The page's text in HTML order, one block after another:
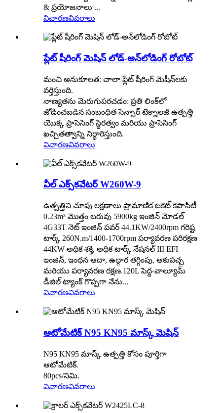
& ప్రయోజనాలు ...
విచారణవివరాలు
ప్లేట్ షీరింగ్ మెషిన్ లోడ్-అన్‌లోడింగ్ రోబోట్
మంచి అనుకూలత: చాలా ప్లేట్ షీరింగ్ మెషీన్‌లకు
వర్తిస్తుంది.
నాణ్యతను మెరుగుపరచడం: ప్రతి లింక్‌లో
జోడించబడిన సంబంధిత సెన్సార్ టెక్నాలజీ ఉత్పత్తి
యొక్క ప్రాసెసింగ్ స్థిరత్వం మరియు ప్రాసెసింగ్
ఖచ్చితత్వాన్ని నిర్ధారిస్తుంది.
విచారణవివరాలు
వీల్ ఎక్స్‌కవేటర్ W260W-9
ఉత్పత్తిని చూపు లక్షణాలు ప్రామాణిక బకెట్ కెపాసిటీ
0.23m³ మొత్తం బరువు 5900kg ఇంజిన్ మోడల్
4G33T నెట్ ఇంజిన్ పవర్ 44.1KW/2400rpm గరిష్ట
టార్క్ 260N.m/1400-1700rpm పర్యావరణ పరిరక్షణ
44KW అధిక శక్తి, అధిక టార్క్ నేషనల్ III EFI
ఇంజిన్, ఇంధన ఆదా, ఉద్గార తగ్గింపు, ఆకుపచ్చ
మరియు పర్యావరణ రక్షణ.120L పెద్ద-వాల్యూమ్
డీజిల్ ట్యాంక్ గొప్పగా నేను...
విచారణవివరాలు
ఆటోమేటిక్ N95 KN95 మాస్క్ మెషిన్
N95 KN95 మాస్క్ ఉత్పత్తి కోసం పూర్తిగా
ఆటోమేటిక్.
80pcs/నిమి.
విచారణవివరాలు